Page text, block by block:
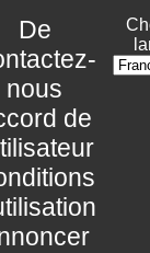
De
nous
de